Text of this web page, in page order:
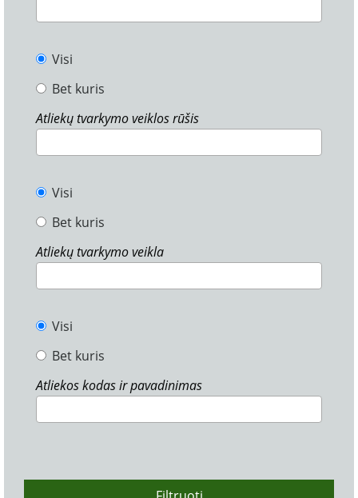
Visi
Bet kuris
Atliekų tvarkymo veiklos rūšis
Visi
Bet kuris
Atliekų tvarkymo veikla
Visi
Bet kuris
Atliekos kodas ir pavadinimas